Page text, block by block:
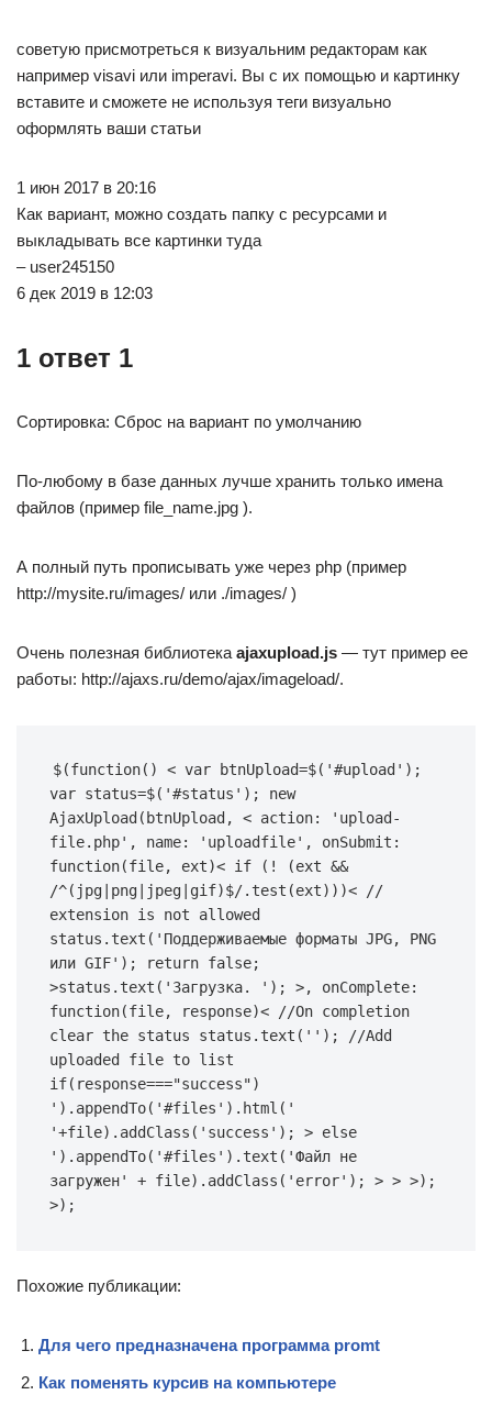
советую присмотреться к визуальним редакторам как
например visavi или imperavi. Вы с их помощью и картинку
вставите и сможете не используя теги визуально
оформлять ваши статьи
1 июн 2017 в 20:16
Как вариант, можно создать папку с ресурсами и
выкладывать все картинки туда
– user245150
6 дек 2019 в 12:03
1 ответ 1
Сортировка: Сброс на вариант по умолчанию
По-любому в базе данных лучше хранить только имена
файлов (пример file_name.jpg ).
А полный путь прописывать уже через php (пример
http://mysite.ru/images/ или ./images/ )
Очень полезная библиотека ajaxupload.js — тут пример ее
работы: http://ajaxs.ru/demo/ajax/imageload/.
$(function() < var btnUpload=$('#upload');
var status=$('#status'); new
AjaxUpload(btnUpload, < action: 'upload-
file.php', name: 'uploadfile', onSubmit:
function(file, ext)< if (! (ext &&
/^(jpg|png|jpeg|gif)$/.test(ext)))< //
extension is not allowed
status.text('Поддерживаемые форматы JPG, PNG
или GIF'); return false;
>status.text('Загрузка. '); >, onComplete:
function(file, response)< //On completion
clear the status status.text(''); //Add
uploaded file to list
if(response==="success")
').appendTo('#files').html('
'+file).addClass('success'); > else
').appendTo('#files').text('Файл не
загружен' + file).addClass('error'); > > >);
>);
Похожие публикации:
Для чего предназначена программа promt
Как поменять курсив на компьютере